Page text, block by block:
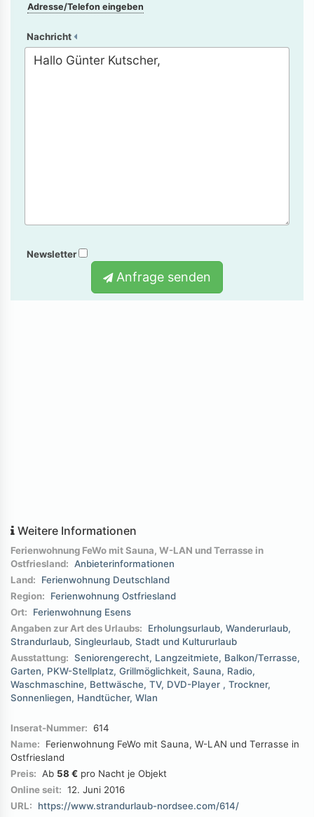
Adresse/Telefon eingeben
Nachricht
Newsletter
Anfrage senden
Weitere Informationen
Ferienwohnung FeWo mit Sauna, W-LAN und Terrasse in
Ostfriesland: Anbieterinformationen
Land:
Ferienwohnung Deutschland
Region:
Ferienwohnung Ostfriesland
Ort:
Ferienwohnung Esens
Angaben zur Art des Urlaubs:
Erholungsurlaub Wanderurlaub
Strandurlaub Singleurlaub Stadt und Kultururlaub
Ausstattung: Seniorengerecht Langzeitmiete Balkon/Terrasse
Garten
PKW-Stellplatz Grillmöglichkeit Sauna
Radio
Waschmaschine Bettwäsche TV DVD-Player
Trockner
Sonnenliegen
Handtücher Wlan
Inserat-Nummer: 614
Name:
Ferienwohnung FeWo mit Sauna, W-LAN und Terrasse in
Ostfriesland
Preis: Ab 58 € pro Nacht je Objekt
Online seit: 12. Juni 2016
URL:
https://www.strandurlaub-nordsee.com/614/